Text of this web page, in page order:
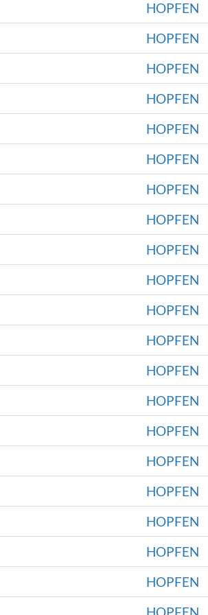
HOPFEN
HOPFEN
HOPFEN
HOPFEN
HOPFEN
HOPFEN
HOPFEN
HOPFEN
HOPFEN
HOPFEN
HOPFEN
HOPFEN
HOPFEN
HOPFEN
HOPFEN
HOPFEN
HOPFEN
HOPFEN
HOPFEN
HOPFEN
HOPFEN